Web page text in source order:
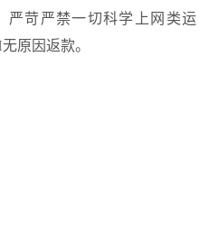
严苛严禁一切科学上网类运
原因返款。